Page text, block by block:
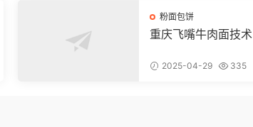
粉面包饼
重庆飞嘴牛肉面技术
2025-04-29 335